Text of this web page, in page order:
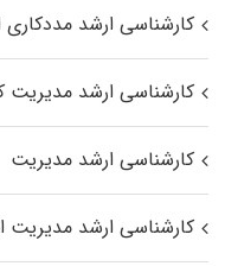
کارشناسی ارشد مددکاری
کارشناسی ارشد
کارشناسی ارشد مدیریت
کارشناسی ارشد مدیریت